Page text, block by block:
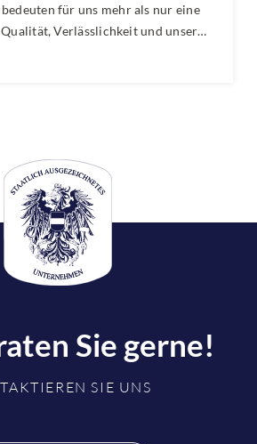
für uns mehr als nur eine
Qualität, Verlässlichkeit und unser
Sie gerne!
SIE UNS